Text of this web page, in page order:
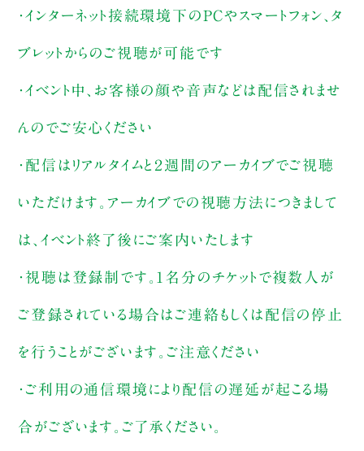
・インターネット接続環境下のPCやスマートフォン、タ
ブレットからのご視聴が可能です
・イベント中、お客様の顔や音声などは配信されませ
んのでご安心ください
・配信はリアルタイムと２週間のアーカイブでご視聴
いただけます。アーカイブでの視聴方法につきまして
は、イベント終了後にご案内いたします
・視聴は登録制です。1名分のチケットで複数人が
ご登録されている場合はご連絡もしくは配信の停止
を行うことがございます。ご注意ください
・ご利用の通信環境により配信の遅延が起こる場
合がございます。ご了承ください。